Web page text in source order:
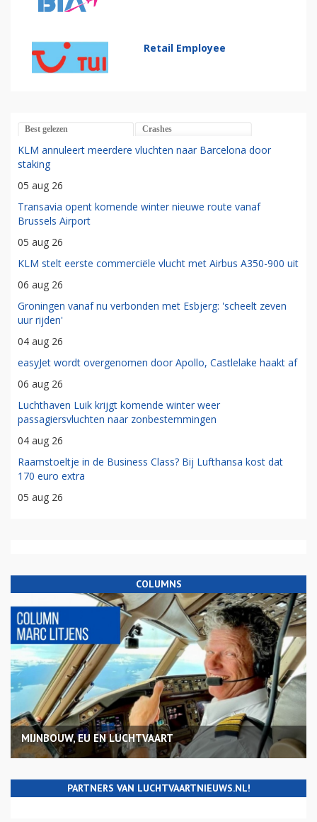
Retail Employee
Best gelezen Crashes
KLM annuleert meerdere vluchten naar Barcelona door
staking
05 aug 26
Transavia opent komende winter nieuwe route vanaf
Brussels Airport
05 aug 26
KLM stelt eerste commerciële vlucht met Airbus A350-900 uit
06 aug 26
Groningen vanaf nu verbonden met Esbjerg: 'scheelt zeven
uur rijden'
04 aug 26
easyJet wordt overgenomen door Apollo, Castlelake haakt af
06 aug 26
Luchthaven Luik krijgt komende winter weer
passagiersvluchten naar zonbestemmingen
04 aug 26
Raamstoeltje in de Business Class? Bij Lufthansa kost dat
170 euro extra
05 aug 26
COLUMNS
MIJNBOUW, EU EN LUCHTVAART
PARTNERS VAN LUCHTVAARTNIEUWS.NL!